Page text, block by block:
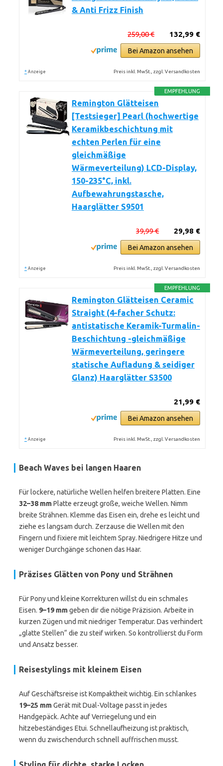
& Anti Frizz Finish
132,99 €
259,00 €
Bei Amazon ansehen
* Anzeige Preis inkl. MwSt., zzgl. Versandkosten
EMPFEHLUNG
Remington Glätteisen
[Testsieger] Pearl (hochwertige
Keramikbeschichtung mit
echten Perlen für eine
gleichmäßige
Wärmeverteilung) LCD-Display,
150-235°C, inkl.
Aufbewahrungstasche,
Haarglätter S9501
29,98 €
39,99 €
Bei Amazon ansehen
* Anzeige Preis inkl. MwSt., zzgl. Versandkosten
EMPFEHLUNG
Remington Glätteisen Ceramic
Straight (4-facher Schutz:
antistatische Keramik-Turmalin-
Beschichtung -gleichmäßige
Wärmeverteilung, geringere
statische Aufladung & seidiger
Glanz) Haarglätter S3500
21,99 €
Bei Amazon ansehen
* Anzeige Preis inkl. MwSt., zzgl. Versandkosten
Beach Waves bei langen Haaren
Für lockere, natürliche Wellen helfen breitere Platten. Eine
32–38 mmPlatte erzeugt große, weiche Wellen. Nimm
breite Strähnen. Klemme das Eisen ein, drehe es leicht und
ziehe es langsam durch. Zerzause die Wellen mit den
Fingern und fixiere mit leichtem Spray. Niedrigere Hitze und
weniger Durchgänge schonen das Haar.
Präzises Glätten von Pony und Strähnen
Für Pony und kleine Korrekturen willst du ein schmales
Eisen. 9–19 mmgeben dir die nötige Präzision. Arbeite in
kurzen Zügen und mit niedriger Temperatur. Das verhindert
„glatte Stellen“ die zu steif wirken. So kontrollierst du Form
und Ansatz besser.
Reisestylings mit kleinem Eisen
Auf Geschäftsreise ist Kompaktheit wichtig. Ein schlankes
19–25 mmGerät mit Dual-Voltage passt in jedes
Handgepäck. Achte auf Verriegelung und ein
hitzebeständiges Etui. Schnellaufheizung ist praktisch,
wenn du zwischendurch schnell auffrischen musst.